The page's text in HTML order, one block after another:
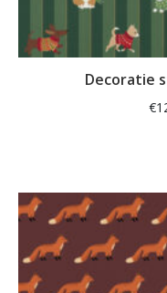
teckels
thee
Toile de Jouy
unicorn
veldbloemen
verduistering
Decoratie
€